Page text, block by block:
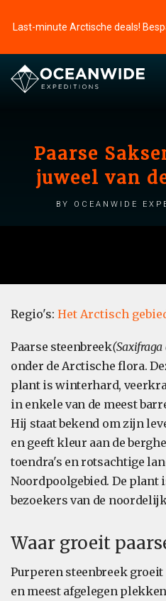
Last-minute Arctische deals!
Paarse
juweel van
by Oceanwide
Regio's: Het Arctisch
Paarse steenbreek
onder de Arctische flora.
plant is winterhard,
in enkele van de meest
Hij staat bekend om zijn
en geeft kleur aan de
toendra's en rotsachtige
Noordpoolgebied. De
bezoekers van de
Waar groeit
Purperen steenbreek
en meest afgelegen